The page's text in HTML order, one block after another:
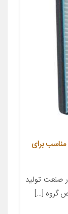
فیلتر کابین فیلتر دم مدل ساده کد ZDAM1401 مناسب برای
صنعت تولید
گروه […]